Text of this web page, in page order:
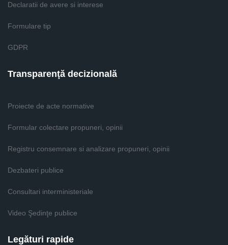
Declaratii de avere si interese
Formulare tip
GDPR
Transparenţă decizională
Proiecte de acte normative
Formular colectare propuneri, opinii
Registru consemnare si analizare propuneri, opinii
Dezbateri publice
Consultari interministeriale
Video Şedinţe publice
Legături rapide